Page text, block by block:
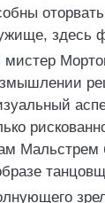
здесь
мистер
Мальстрем